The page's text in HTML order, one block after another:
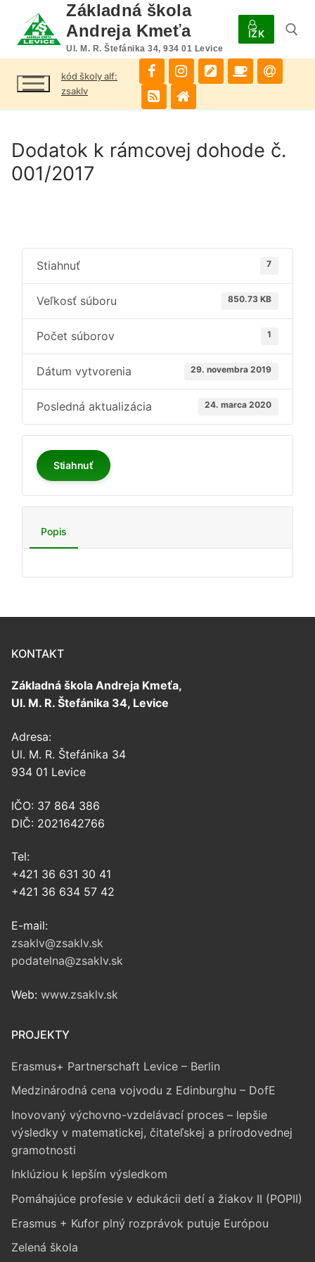
obsah
Základná škola
Andreja Kmeťa
Ul. M. R. Štefánika 34, 934 01 Levice
IŽK
Hľadať:
kód školy alf:
zsaklv
Dodatok k rámcovej dohode č.
001/2017
Stiahnuť 7
Veľkosť súboru 850.73 KB
Počet súborov 1
Dátum vytvorenia 29. novembra 2019
Posledná aktualizácia 24. marca 2020
Stiahnuť
Popis
KONTAKT
Základná škola Andreja Kmeťa,
Ul. M. R. Štefánika 34, Levice
Adresa:
Ul. M. R. Štefánika 34
934 01 Levice
IČO: 37 864 386
DIČ: 2021642766
Tel:
+421 36 631 30 41
+421 36 634 57 42
E-mail:
zsaklv@zsaklv.sk
podatelna@zsaklv.sk
Web: www.zsaklv.sk
PROJEKTY
Erasmus+ Partnerschaft Levice – Berlin
Medzinárodná cena vojvodu z Edinburghu – DofE
Inovovaný výchovno-vzdelávací proces – lepšie
výsledky v matematickej, čitateľskej a prírodovednej
gramotnosti
Inklúziou k lepším výsledkom
Pomáhajúce profesie v edukácii detí a žiakov II (POPII)
Erasmus + Kufor plný rozprávok putuje Európou
Zelená škola